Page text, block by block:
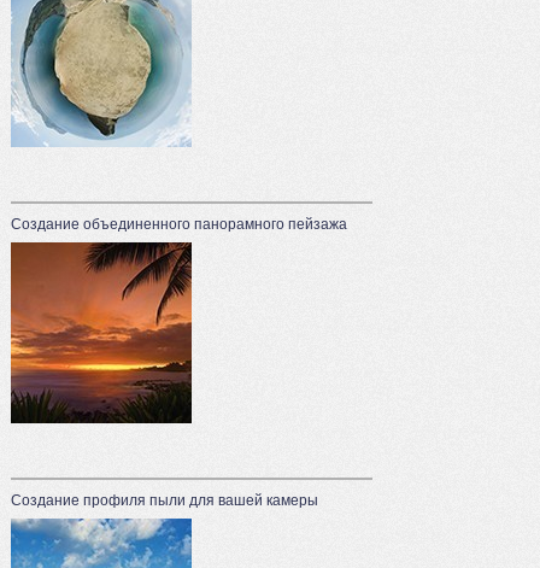
Создание объединенного панорамного пейзажа
Создание профиля пыли для вашей камеры